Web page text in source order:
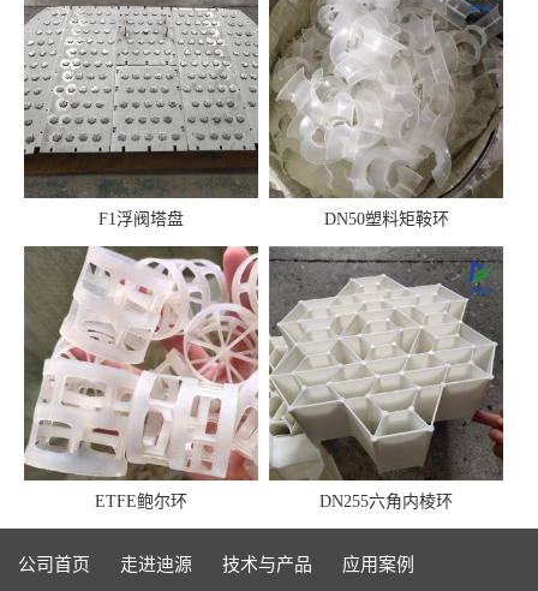
F1浮阀塔盘 DN50塑料矩鞍环
ETFE鲍尔环 DN255六角内棱环
公司首页 走进迪源 技术与产品 应用案例